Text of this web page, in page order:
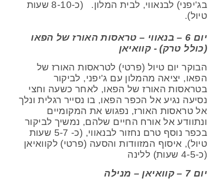
בג'יפני) לבנאווי, לבית המלון. (כ-8-10 שעות
טיול).
יום 6 – בנאווי – טראסות האורז של הפאו
(כולל טרק) - קוואיאן
הבוקר יום טיול (פרטי) לטראסות האורז של
הפאו, יציאה מהמלון עם ג'יפני, לביקור
בטראסות האורז של הפאו, לאחר כשעה וחצי
נסיעה נגיע אל הכפר הפאו, בו נסייר רגלית ונלך
אל טראסות האורז, נפגוש את המקומיים
ונתוודע אל אורח החיים שלהם, נמשיך לביקור
בכפר נוסף טרם נחזור לבנאווי, (כ- 5-7 שעות
טיול), איסוף המזוודות והסעה (פרטי) לקוואיאן
(כ-4-5 שעות) ללינה
יום 7 – קוואיאן – מנילה